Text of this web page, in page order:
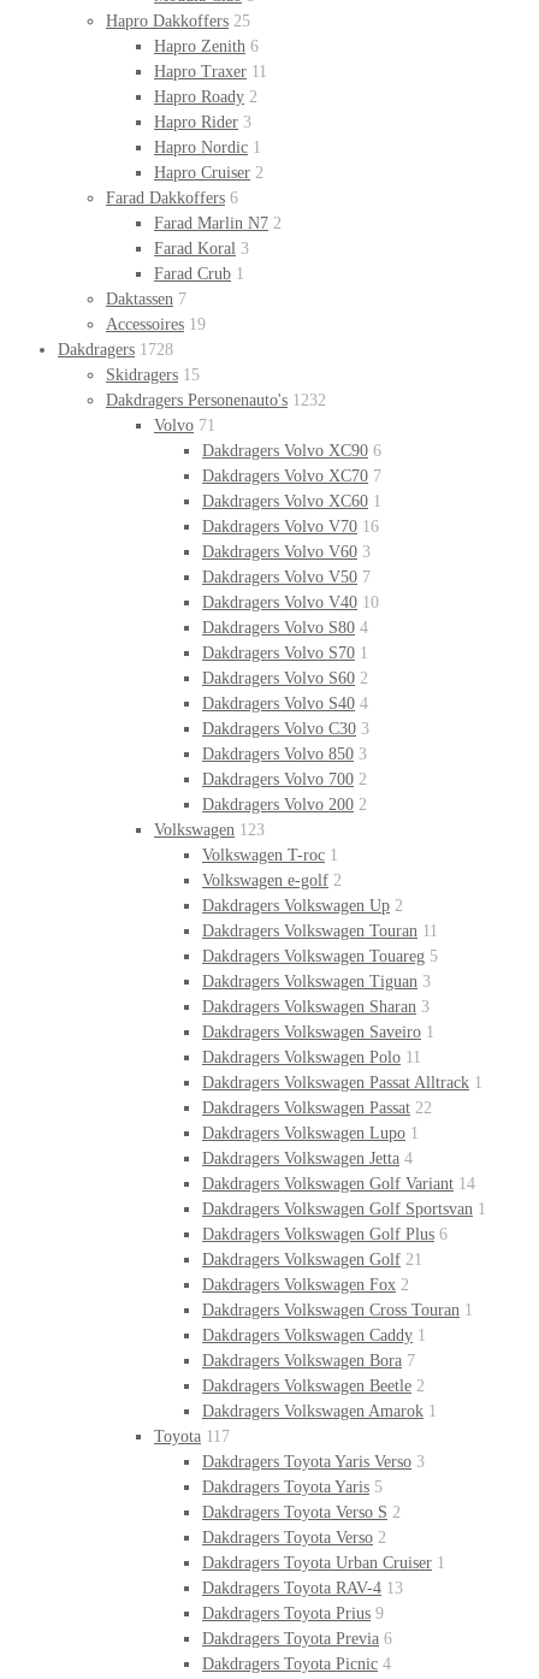
Hapro Dakkoffers 25
Hapro Zenith 6
Hapro Traxer 11
Hapro Roady 2
Hapro Rider 3
Hapro Nordic 1
Hapro Cruiser 2
Farad Dakkoffers 6
Farad Marlin N7 2
Farad Koral 3
Farad Crub 1
Daktassen 7
Accessoires 19
Dakdragers 1728
Skidragers 15
Dakdragers Personenauto's 1232
Volvo 71
Dakdragers Volvo XC90 6
Dakdragers Volvo XC70 7
Dakdragers Volvo XC60 1
Dakdragers Volvo V70 16
Dakdragers Volvo V60 3
Dakdragers Volvo V50 7
Dakdragers Volvo V40 10
Dakdragers Volvo S80 4
Dakdragers Volvo S70 1
Dakdragers Volvo S60 2
Dakdragers Volvo S40 4
Dakdragers Volvo C30 3
Dakdragers Volvo 850 3
Dakdragers Volvo 700 2
Dakdragers Volvo 200 2
Volkswagen 123
Volkswagen T-roc 1
Volkswagen e-golf 2
Dakdragers Volkswagen Up 2
Dakdragers Volkswagen Touran 11
Dakdragers Volkswagen Touareg 5
Dakdragers Volkswagen Tiguan 3
Dakdragers Volkswagen Sharan 3
Dakdragers Volkswagen Saveiro 1
Dakdragers Volkswagen Polo 11
Dakdragers Volkswagen Passat Alltrack 1
Dakdragers Volkswagen Passat 22
Dakdragers Volkswagen Lupo 1
Dakdragers Volkswagen Jetta 4
Dakdragers Volkswagen Golf Variant 14
Dakdragers Volkswagen Golf Sportsvan 1
Dakdragers Volkswagen Golf Plus 6
Dakdragers Volkswagen Golf 21
Dakdragers Volkswagen Fox 2
Dakdragers Volkswagen Cross Touran 1
Dakdragers Volkswagen Caddy 1
Dakdragers Volkswagen Bora 7
Dakdragers Volkswagen Beetle 2
Dakdragers Volkswagen Amarok 1
Toyota 117
Dakdragers Toyota Yaris Verso 3
Dakdragers Toyota Yaris 5
Dakdragers Toyota Verso S 2
Dakdragers Toyota Verso 2
Dakdragers Toyota Urban Cruiser 1
Dakdragers Toyota RAV-4 13
Dakdragers Toyota Prius 9
Dakdragers Toyota Previa 6
Dakdragers Toyota Picnic 4